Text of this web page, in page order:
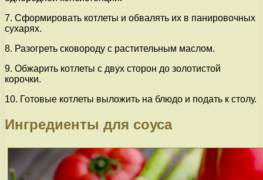
7. Сформировать котлеты и обвалять их в панировочных
сухарях.
8. Разогреть сковороду с растительным маслом.
9. Обжарить котлеты с двух сторон до золотистой
корочки.
10. Готовые котлеты выложить на блюдо и подать к столу.
Ингредиенты для соуса